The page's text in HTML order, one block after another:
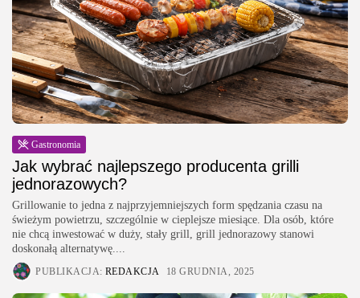
Gastronomia
Jak wybrać najlepszego producenta grilli
jednorazowych?
Grillowanie to jedna z najprzyjemniejszych form spędzania czasu na
świeżym powietrzu, szczególnie w cieplejsze miesiące. Dla osób, które
nie chcą inwestować w duży, stały grill, grill jednorazowy stanowi
doskonałą alternatywę....
PUBLIKACJA: REDAKCJA 18 GRUDNIA, 2025